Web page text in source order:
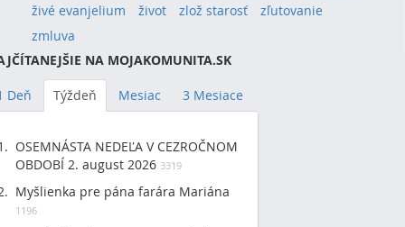
živé evanjelium
život zlož starosť
zľutovanie
zmluva
NA MOJAKOMUNITA.SK
Deň Týždeň Mesiac 3 Mesiace
OSEMNÁSTA NEDEĽA V CEZROČNOM
OBDOBÍ 2. august 2026 3319
Myšlienka pre pána farára Mariána
1196